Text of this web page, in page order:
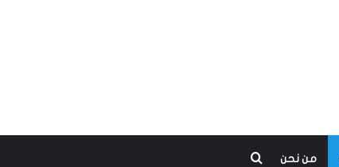
من نحن بحث عن